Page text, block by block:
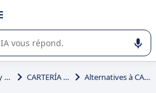
l'utilisation ou la sélection de
Facility management CARTERÍA Y VALIJA DIGITAL Alternatives à CARTERÍA Y VALIJA DIGITAL